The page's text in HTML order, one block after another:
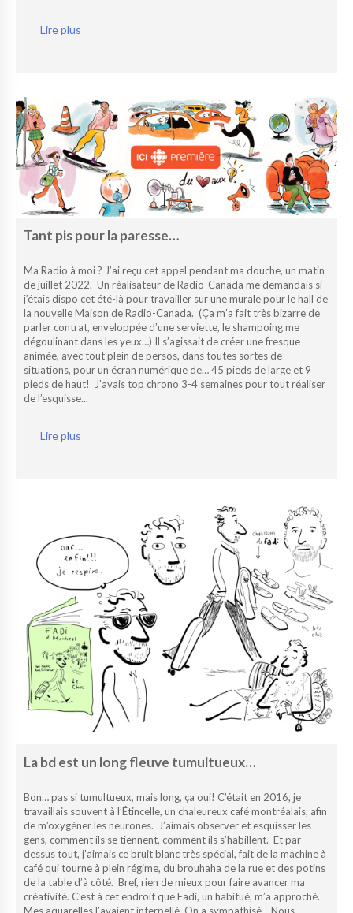
Lire plus
Tant pis pour la paresse…
Ma Radio à moi ? J’ai reçu cet appel pendant ma douche, un matin
de juillet 2022. Un réalisateur de Radio-Canada me demandais si
j’étais dispo cet été-là pour travailler sur une murale pour le hall de
la nouvelle Maison de Radio-Canada. (Ça m’a fait très bizarre de
parler contrat, enveloppée d’une serviette, le shampoing me
dégoulinant dans les yeux…) Il s’agissait de créer une fresque
animée, avec tout plein de persos, dans toutes sortes de
situations, pour un écran numérique de… 45 pieds de large et 9
pieds de haut! J’avais top chrono 3-4 semaines pour tout réaliser
de l’esquisse...
Lire plus
La bd est un long fleuve tumultueux…
Bon… pas si tumultueux, mais long, ça oui! C’était en 2016, je
travaillais souvent à l’Étincelle, un chaleureux café montréalais, afin
de m’oxygéner les neurones. J’aimais observer et esquisser les
gens, comment ils se tiennent, comment ils s’habillent. Et par-
dessus tout, j’aimais ce bruit blanc très spécial, fait de la machine à
café qui tourne à plein régime, du brouhaha de la rue et des potins
de la table d’à côté. Bref, rien de mieux pour faire avancer ma
créativité. C’est à cet endroit que Fadi, un habitué, m’a approché.
Mes aquarelles l’avaient interpellé. On a sympathisé. Nous